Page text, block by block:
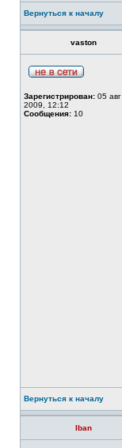
Вернуться к началу
vaston
Зарегистрирован: 05 авг
2009, 12:12
Сообщения: 10
Вернуться к началу
Iban